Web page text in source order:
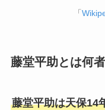
「
藤堂平助とは何
藤堂平助は天保14